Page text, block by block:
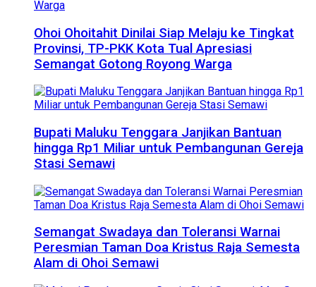
Ohoi Ohoitahit Dinilai Siap Melaju ke Tingkat
Provinsi, TP-PKK Kota Tual Apresiasi
Semangat Gotong Royong Warga
Bupati Maluku Tenggara Janjikan Bantuan
hingga Rp1 Miliar untuk Pembangunan Gereja
Stasi Semawi
Semangat Swadaya dan Toleransi Warnai
Peresmian Taman Doa Kristus Raja Semesta
Alam di Ohoi Semawi